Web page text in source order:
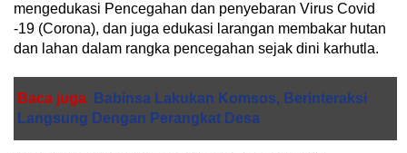
mengedukasi Pencegahan dan penyebaran Virus Covid
-19 (Corona), dan juga edukasi larangan membakar hutan
dan lahan dalam rangka pencegahan sejak dini karhutla.
Baca juga
Babinsa Lakukan Komsos, Berinteraksi
Langsung Dengan Perangkat Desa